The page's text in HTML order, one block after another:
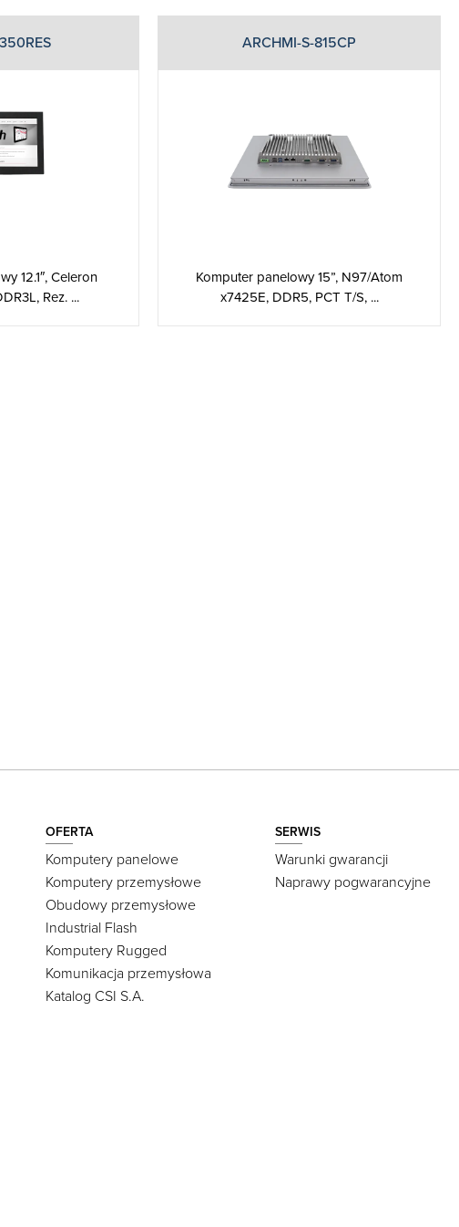
12.1″, Celeron
Rez. ...
ARCHMI-S-815CP
Komputer panelowy 15”, N97/Atom
x7425E, DDR5, PCT T/S, ...
OFERTA
Komputery panelowe
Komputery przemysłowe
Obudowy przemysłowe
Industrial Flash
Komputery Rugged
Komunikacja przemysłowa
Katalog CSI S.A.
SERWIS
Warunki gwarancji
Naprawy pogwarancyjne